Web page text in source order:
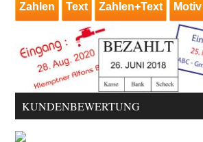
Zahlen Text Zahlen+Text Motiv
KUNDENBEWERTUNG